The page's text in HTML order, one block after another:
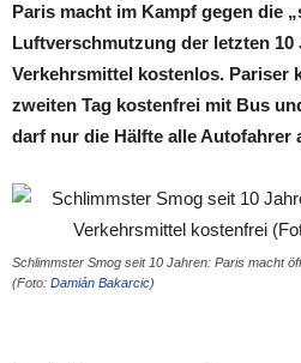
Paris macht im Kampf gegen die
Luftverschmutzung der letzten 10
Verkehrsmittel kostenlos. Pariser
zweiten Tag kostenfrei mit Bus
darf nur die Hälfte alle Autofahrer
Schlimmster Smog seit 10 Jahren: Paris macht
(Foto: Damián Bakarcic)